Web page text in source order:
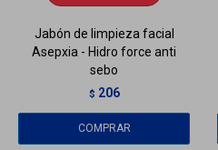
Jabón de limpieza facial
Asepxia - Hidro force anti
sebo
$ 206